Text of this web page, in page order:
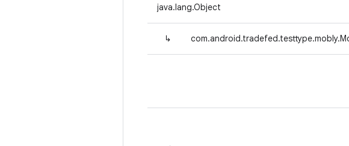
java.lang.Object
↳